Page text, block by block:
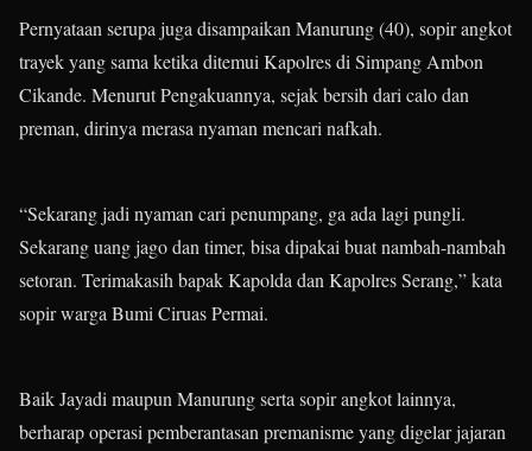
Pernyataan serupa juga disampaikan Manurung (40), sopir angkot
trayek yang sama ketika ditemui Kapolres di Simpang Ambon
Cikande. Menurut Pengakuannya, sejak bersih dari calo dan
preman, dirinya merasa nyaman mencari nafkah.
“Sekarang jadi nyaman cari penumpang, ga ada lagi pungli.
Sekarang uang jago dan timer, bisa dipakai buat nambah-nambah
setoran. Terimakasih bapak Kapolda dan Kapolres Serang,” kata
sopir warga Bumi Ciruas Permai.
Baik Jayadi maupun Manurung serta sopir angkot lainnya,
berharap operasi pemberantasan premanisme yang digelar jajaran